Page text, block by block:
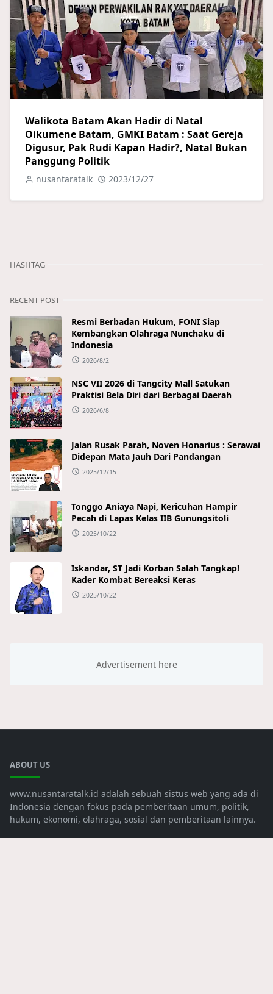
Walikota Batam Akan Hadir di Natal
Oikumene Batam, GMKI Batam : Saat Gereja
Digusur, Pak Rudi Kapan Hadir?, Natal Bukan
Panggung Politik
nusantaratalk 2023/12/27
HASHTAG
RECENT POST
Resmi Berbadan Hukum, FONI Siap
Kembangkan Olahraga Nunchaku di
Indonesia
2026/8/2
NSC VII 2026 di Tangcity Mall Satukan
Praktisi Bela Diri dari Berbagai Daerah
2026/6/8
Jalan Rusak Parah, Noven Honarius : Serawai
Didepan Mata Jauh Dari Pandangan
2025/12/15
Tonggo Aniaya Napi, Kericuhan Hampir
Pecah di Lapas Kelas IIB Gunungsitoli
2025/10/22
Iskandar, ST Jadi Korban Salah Tangkap!
Kader Kombat Bereaksi Keras
2025/10/22
ABOUT US
www.nusantaratalk.id adalah sebuah sistus web yang ada di
Indonesia dengan fokus pada pemberitaan umum, politik,
hukum, ekonomi, olahraga, sosial dan pemberitaan lainnya.